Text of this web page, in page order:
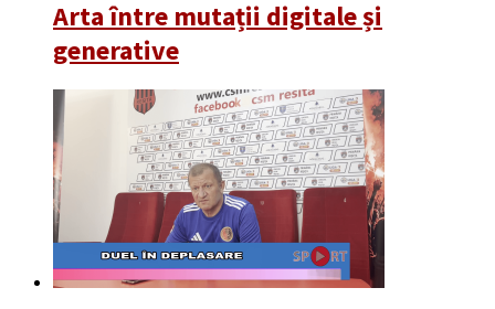
Arta între mutații digitale și
generative